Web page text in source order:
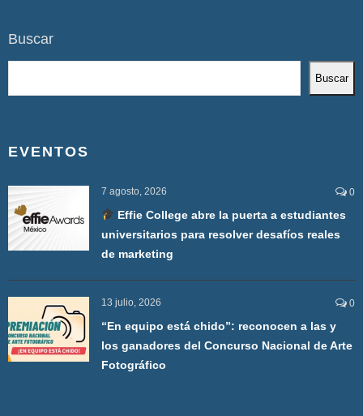
Buscar
Buscar
EVENTOS
7 agosto, 2026 0
Effie College abre la puerta a estudiantes
universitarios para resolver desafíos reales
de marketing
13 julio, 2026 0
“En equipo está chido”: reconocen a las y
los ganadores del Concurso Nacional de Arte
Fotográfico